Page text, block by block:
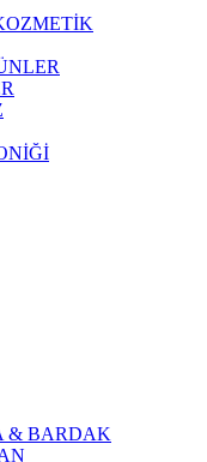
& BARDAK